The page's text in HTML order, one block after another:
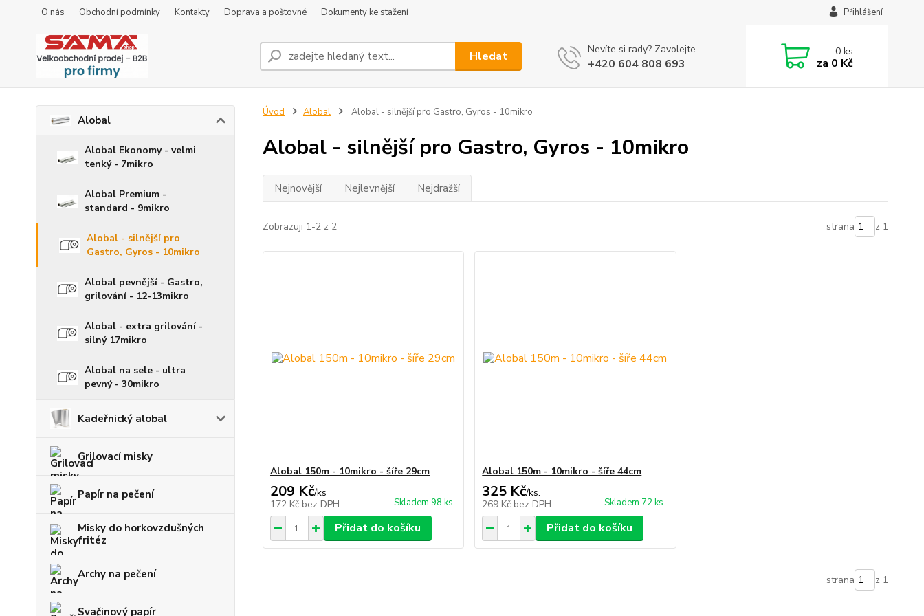
O nás Obchodní podmínky Kontakty Doprava a poštovné Dokumenty ke stažení Přihlášení
Hledat Nevíte si rady? Zavolejte.
+420 604 808 693
0ks
za 0 Kč
Alobal
Alobal Ekonomy - velmi
tenký - 7mikro
Alobal Premium -
standard - 9mikro
Alobal - silnější pro
Gastro, Gyros - 10mikro
Alobal pevnější - Gastro,
grilování - 12-13mikro
Alobal - extra grilování -
silný 17mikro
Alobal na sele - ultra
pevný - 30mikro
Kadeřnický alobal
Grilovací misky
Papír na pečení
Misky do horkovzdušných
fritéz
Archy na pečení
Svačinový papír
Úvod Alobal Alobal - silnější pro Gastro, Gyros - 10mikro
Alobal - silnější pro Gastro, Gyros - 10mikro
Nejnovější Nejlevnější Nejdražší
Zobrazuji 1-2 z 2 strana z 1
Alobal 150m - 10mikro - šíře 29cm
209 Kč/ks
172 Kč bez DPH Skladem 98 ks
Přidat do košíku
Alobal 150m - 10mikro - šíře 44cm
325 Kč/ks.
269 Kč bez DPH Skladem 72 ks.
Přidat do košíku
strana z 1